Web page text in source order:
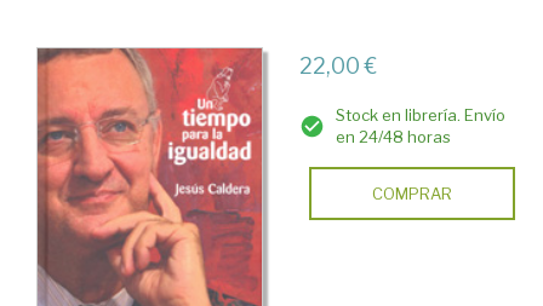
22,00 €
Stock en librería. Envío
en 24/48 horas
COMPRAR